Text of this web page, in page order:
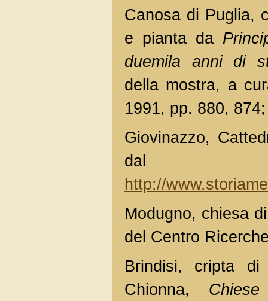
Canosa di Puglia,
e pianta da
duemila anni di
della mostra, a
1991, pp. 880, 874;
Giovinazzo,
http://
Modugno, chiesa
del Centro
Brindisi, cripta
Chionna,